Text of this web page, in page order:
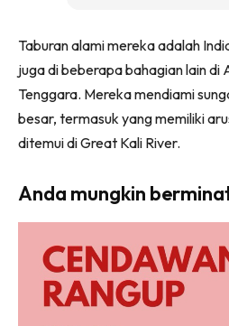
Taburan alami mereka adalah
juga di beberapa bahagian lain di
Tenggara. Mereka mendiami
besar, termasuk yang memiliki
ditemui di Great Kali River.
Anda mungkin